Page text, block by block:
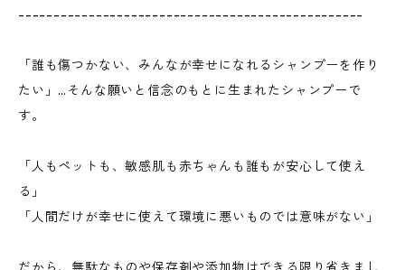
-------------------------------------------------
「誰も傷つかない、みんなが幸せになれるシャンプーを作り
たい」…そんな願いと信念のもとに生まれたシャンプーで
す。
「人もペットも、敏感肌も赤ちゃんも誰もが安心して使え
る」
「人間だけが幸せに使えて環境に悪いものでは意味がない」